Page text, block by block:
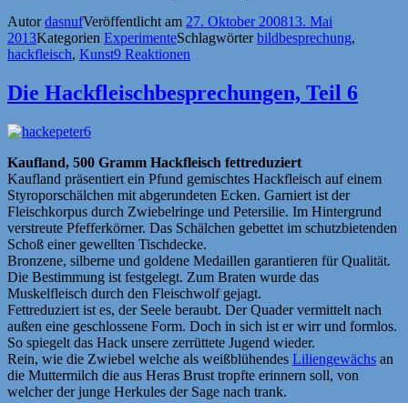
AutordasnufVeröffentlicht am 27. Oktober 200813. Mai
2013Kategorien ExperimenteSchlagwörterbildbesprechung,
hackfleisch, Kunst9 Reaktionen
Die Hackfleischbesprechungen, Teil 6
Kaufland, 500 Gramm Hackfleisch fettreduziert
Kaufland präsentiert ein Pfund gemischtes Hackfleisch auf einem
Styroporschälchen mit abgerundeten Ecken. Garniert ist der
Fleischkorpus durch Zwiebelringe und Petersilie. Im Hintergrund
verstreute Pfefferkörner. Das Schälchen gebettet im schutzbietenden
Schoß einer gewellten Tischdecke.
Bronzene, silberne und goldene Medaillen garantieren für Qualität.
Die Bestimmung ist festgelegt. Zum Braten wurde das
Muskelfleisch durch den Fleischwolf gejagt.
Fettreduziert ist es, der Seele beraubt. Der Quader vermittelt nach
außen eine geschlossene Form. Doch in sich ist er wirr und formlos.
So spiegelt das Hack unsere zerrüttete Jugend wieder.
Rein, wie die Zwiebel welche als weißblühendes Liliengewächs an
die Muttermilch die aus Heras Brust tropfte erinnern soll, von
welcher der junge Herkules der Sage nach trank.